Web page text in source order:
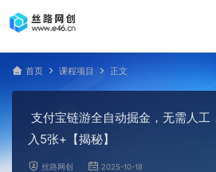
首页 课程项目 正文
支付宝链游全自动掘金，无需人工
入5张+【揭秘】
丝路网创 2025-10-18